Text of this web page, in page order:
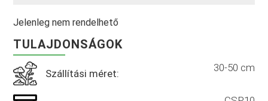
Jelenleg nem rendelhető
TULAJDONSÁGOK
Szállítási méret: 30-50 cm